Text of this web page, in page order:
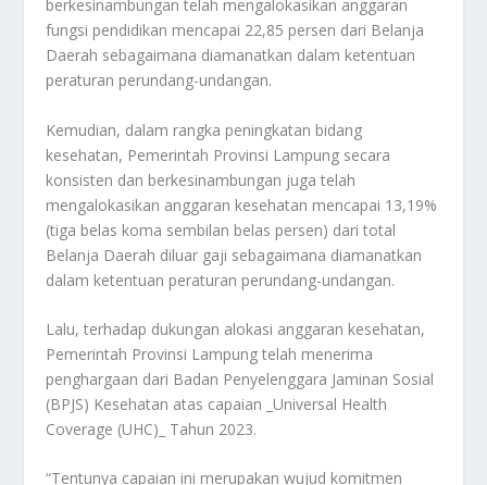
berkesinambungan telah mengalokasikan anggaran
fungsi pendidikan mencapai 22,85 persen dari Belanja
Daerah sebagaimana diamanatkan dalam ketentuan
peraturan perundang-undangan.
Kemudian, dalam rangka peningkatan bidang
kesehatan, Pemerintah Provinsi Lampung secara
konsisten dan berkesinambungan juga telah
mengalokasikan anggaran kesehatan mencapai 13,19%
(tiga belas koma sembilan belas persen) dari total
Belanja Daerah diluar gaji sebagaimana diamanatkan
dalam ketentuan peraturan perundang-undangan.
Lalu, terhadap dukungan alokasi anggaran kesehatan,
Pemerintah Provinsi Lampung telah menerima
penghargaan dari Badan Penyelenggara Jaminan Sosial
(BPJS) Kesehatan atas capaian _Universal Health
Coverage (UHC)_ Tahun 2023.
“Tentunya capaian ini merupakan wujud komitmen